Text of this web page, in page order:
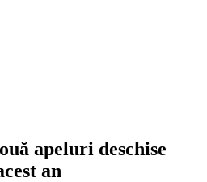
apeluri deschise
an